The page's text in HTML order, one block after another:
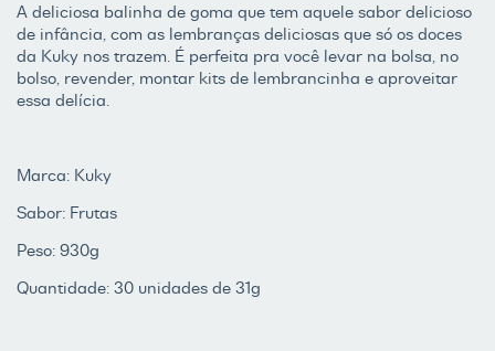
A deliciosa balinha de goma que tem aquele sabor delicioso
de infância, com as lembranças deliciosas que só os doces
da Kuky nos trazem. É perfeita pra você levar na bolsa, no
bolso, revender, montar kits de lembrancinha e aproveitar
essa delícia.
Marca: Kuky
Sabor: Frutas
Peso: 930g
Quantidade: 30 unidades de 31g